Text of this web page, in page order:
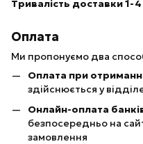
Тривалість доставки 1-4
Оплата
Ми пропонуємо два
Оплата при
здійснюється у
Онлайн-оплата
безпосередньо на
замовлення